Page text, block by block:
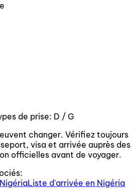
de prise: D / G
changer. Vérifiez toujours
visa et arrivée auprès des
officielles avant de voyager.
Liste d'arrivée en Nigéria